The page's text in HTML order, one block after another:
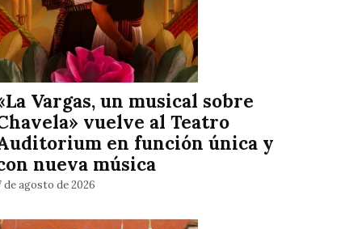
Vargas, un musical sobre
vuelve al Teatro
en función única y
nueva música
de agosto de 2026